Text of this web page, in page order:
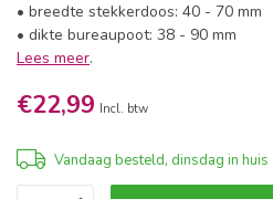
• breedte stekkerdoos: 40 - 70 mm
• dikte bureaupoot: 38 - 90 mm
Lees meer.
€22,99 Incl. btw
Vandaag besteld, dinsdag in huis